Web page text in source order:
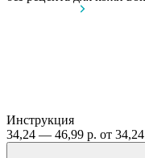
Инструкция
34,24 — 46,99 р. от